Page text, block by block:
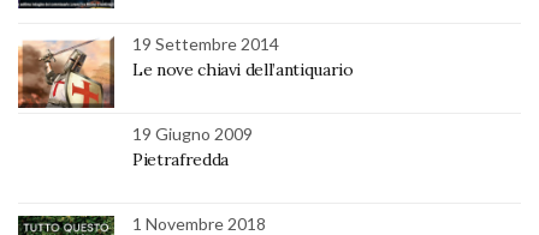
19 Settembre 2014
Le nove chiavi dell’antiquario
19 Giugno 2009
Pietrafredda
1 Novembre 2018